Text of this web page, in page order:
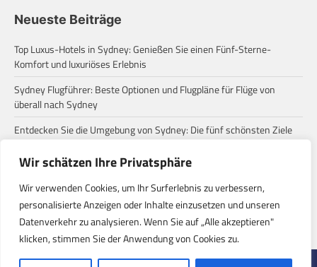
Wir schätzen Ihre Privatsphäre
Wir verwenden Cookies, um Ihr Surferlebnis zu verbessern,
personalisierte Anzeigen oder Inhalte einzusetzen und unseren
Datenverkehr zu analysieren. Wenn Sie auf „Alle akzeptieren"
klicken, stimmen Sie der Anwendung von Cookies zu.
Neueste Beiträge
Top Luxus-Hotels in Sydney: Genießen Sie einen Fünf-Sterne-
Komfort und luxuriöses Erlebnis
Sydney Flugführer: Beste Optionen und Flugpläne für Flüge von
überall nach Sydney
Entdecken Sie die Umgebung von Sydney: Die fünf schönsten Ziele
für einen Tagesausflug
Zum ersten Mal in Sydney? Diese häufigen Missverständnisse
solltest du wissen!
Eine Roadtrip-Reise von Sydney zu den Stränden: Entdecke die
verborgenen Paradiese der Ostküste Australiens